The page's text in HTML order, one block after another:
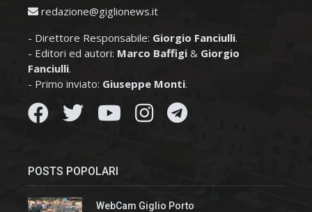
redazione@giglionews.it
- Direttore Responsabile: Giorgio Fanciulli.
- Editori ed autori: Marco Baffigi & Giorgio
Fanciulli.
- Primo inviato: Giuseppe Monti.
POSTS POPOLARI
WebCam Giglio Porto